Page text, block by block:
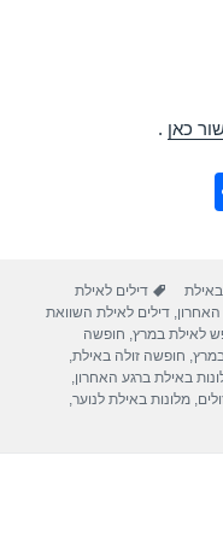
כאן .
e
באילת תגיות
דילים לאילת
האחרון,דילים לאילת השוואת
לאילת במרץ, חופשה
, חופשה זולה באילת,
באילת ברגע האחרון,
,מלונות באילת לנוער,